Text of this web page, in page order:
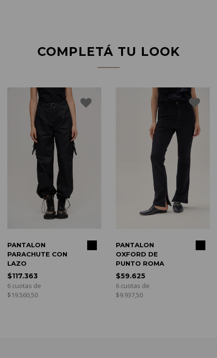
COMPLETÁ TU LOOK
PANTALON
PARACHUTE CON
LAZO
$117.363
6 cuotas de
$19.560,50
PANTALON
OXFORD DE
PUNTO ROMA
$59.625
6 cuotas de
$9.937,50